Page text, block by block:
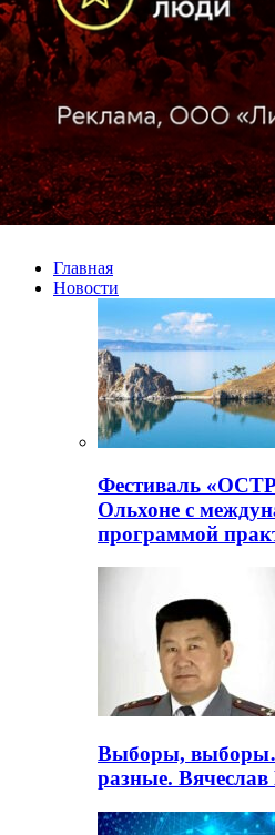
Главная
Новости
Фестиваль
Ольхоне с
программой
Выборы,
разные.